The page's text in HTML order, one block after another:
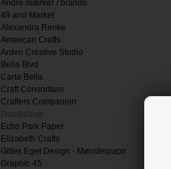
Andre mærker / brands
49 and Market
Alexandra Renke
American Crafts
Arden Creative Studio
Bella Blvd
Carta Bella
Craft Consortium
Crafters Companion
Doodlebug
Echo Park Paper
Elizabeth Crafts
Gittes Eget Design - Mønsterpapir
Graphic 45